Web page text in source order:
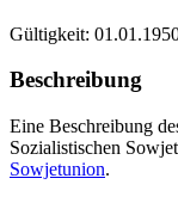
Gültigkeit:
Beschreibung
Eine Beschreibung
Sozialistischen
Sowjetunion.